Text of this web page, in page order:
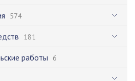
574
181
работы 6